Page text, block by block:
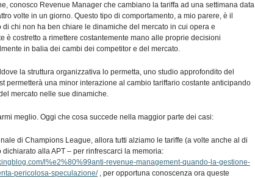
conosco Revenue Manager che cambiano la tariffa ad una settimana data
volte in un giorno. Questo tipo di comportamento, a mio parere, è il
di chi non ha ben chiare le dinamiche del mercato in cui opera e
è costretto a rimettere costantemente mano alle proprie decisioni
in balia dei cambi dei competitor e del mercato.
la struttura organizzativa lo permetta, uno studio approfondito del
permetterà una minor interazione al cambio tariffario costante anticipando
mercato nelle sue dinamiche.
meglio. Oggi che cosa succede nella maggior parte dei casi:
di Champions League, allora tutti alziamo le tariffe (a volte anche al di
dichiarato alla APT – per rinfrescarci la memoria:
l%e2%80%99anti-revenue-management-quando-la-gestione-
pericolosa-speculazione/, per opportuna conoscenza ora queste